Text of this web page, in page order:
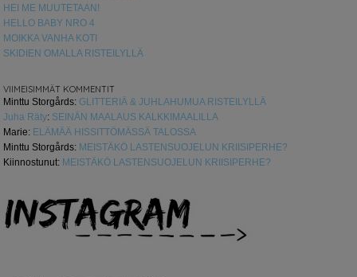
HEI ME MUUTETAAN!
HELLO BABY NRO 4
MOIKKA VANHA KOTI
SKIDIEN OMALLA RISTEILYLLÄ
VIIMEISIMMÄT KOMMENTIT
Minttu Storgårds: GLITTERIÄ & JUHLAHUMUA RISTEILYLLÄ
Juha Räty: SEINÄN MAALAUS KALKKIMAALILLA
Marie: ELÄMÄÄ HISSITTÖMÄSSÄ TALOSSA
Minttu Storgårds: MEISTÄKÖ LASTENSUOJELUN KRIISIPERHE?
Kiinnostunut: MEISTÄKÖ LASTENSUOJELUN KRIISIPERHE?